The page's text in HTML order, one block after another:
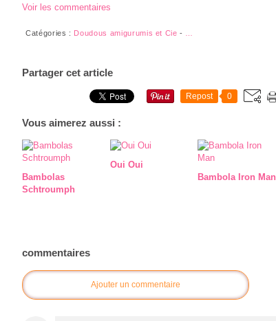
Voir les commentaires
Catégories : Doudous amigurumis et Cie -
Partager cet article
Repost 0
Vous aimerez aussi :
Bambolas
Schtroumph
Oui Oui
Bambola Iron Man
commentaires
Ajouter un commentaire